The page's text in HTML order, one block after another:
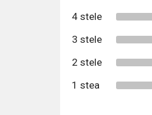
4 stele
3 stele
2 stele
1 stea